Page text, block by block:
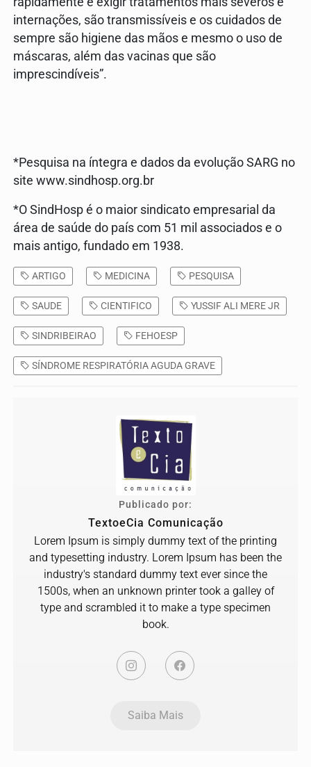
internações, são transmissíveis e os cuidados de
sempre são higiene das mãos e mesmo o uso de
máscaras, além das vacinas que são
imprescindíveis”.
*Pesquisa na íntegra e dados da evolução SARG no
site www.sindhosp.org.br
*O SindHosp é o maior sindicato empresarial da
área de saúde do país com 51 mil associados e o
mais antigo, fundado em 1938.
ARTIGO MEDICINA PESQUISA
SAUDE CIENTIFICO YUSSIF ALI MERE JR
SINDRIBEIRAO FEHOESP
SÍNDROME RESPIRATÓRIA AGUDA GRAVE
Publicado por:
TextoeCia Comunicação
Lorem Ipsum is simply dummy text of the printing
and typesetting industry. Lorem Ipsum has been the
industry's standard dummy text ever since the
1500s, when an unknown printer took a galley of
type and scrambled it to make a type specimen
book.
Saiba Mais